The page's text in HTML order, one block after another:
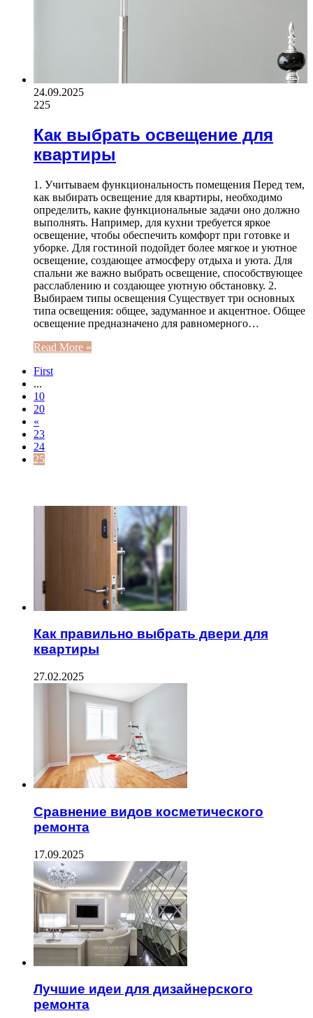
24.09.2025
225
Как выбрать освещение для
квартиры
1. Учитываем функциональность помещения Перед тем,
как выбирать освещение для квартиры, необходимо
определить, какие функциональные задачи оно должно
выполнять. Например, для кухни требуется яркое
освещение, чтобы обеспечить комфорт при готовке и
уборке. Для гостиной подойдет более мягкое и уютное
освещение, создающее атмосферу отдыха и уюта. Для
спальни же важно выбрать освещение, способствующее
расслаблению и создающее уютную обстановку. 2.
Выбираем типы освещения Существует три основных
типа освещения: общее, задуманное и акцентное. Общее
освещение предназначено для равномерного…
Read More »
First
...
10
20
«
23
24
25
Как правильно выбрать двери для
квартиры
27.02.2025
Сравнение видов косметического
ремонта
17.09.2025
Лучшие идеи для дизайнерского
ремонта